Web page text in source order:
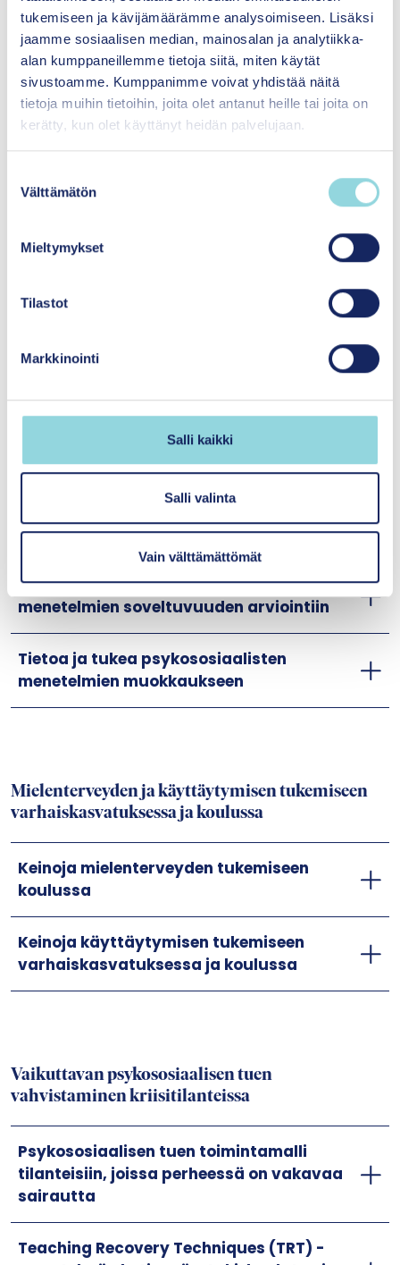
tukemiseen ja kävijämäärämme analysoimiseen. Lisäksi
jaamme sosiaalisen median, mainosalan ja analytiikka-
alan kumppaneillemme tietoja siitä, miten käytät
sivustoamme. Kumppanimme voivat yhdistää näitä
tietoja muihin tietoihin, joita olet antanut heille tai joita on
kerätty, kun olet käyttänyt heidän palvelujaan.
Välttämätön
Mieltymykset
Tilastot
Markkinointi
Salli kaikki
Salli valinta
Vain välttämättömät
Teimme hankkeen aikana tiiviistä yhteistyötä
muun muassa sosiaali- ja terveysministeriön,
THL:n, Opetushallituksen, hyvinvointi- ja
yhteistyöalueiden, koulujen, yliopistojen,
järjestöjen ja seurakuntien kanssa.
Hanketta rahoitti sosiaali- ja terveysministeriö.
(2020–2030) toteuttamista ja tuki
erikoissairaanhoidon keskittämisasetuksessa
määritettyjen tehtävien täyttämistä.
Hankkeen tuotokset
käyttöönoton vahvistaminen
Tietoa ja tukea psykososiaalisten
menetelmien käyttöönottoon
Mielenterveyspalveluiden tilannekuva
Tietoa ja tukea psykososiaalisten
menetelmien soveltuvuuden arviointiin
Tietoa ja tukea psykososiaalisten
menetelmien muokkaukseen
Mielenterveyden ja käyttäytymisen tukemiseen
varhaiskasvatuksessa ja koulussa
Keinoja mielenterveyden tukemiseen
koulussa
Keinoja käyttäytymisen tukemiseen
varhaiskasvatuksessa ja koulussa
Vaikuttavan psykososiaalisen tuen
vahvistaminen kriisitilanteissa
Psykososiaalisen tuen toimintamalli
tilanteisiin, joissa perheessä on vakavaa
sairautta
Teaching Recovery Techniques (TRT) -